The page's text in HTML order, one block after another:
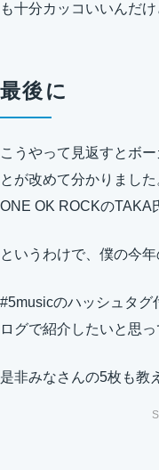
も十分カッコいいんだけ
最後に
こうやって見返すとボ
とが改めて分かりまし
ONE OK ROCKのTAKA
というわけで、僕の今年
#5musicのハッシュタグ
ログで紹介したいと思っ
是非みなさんの5枚も教